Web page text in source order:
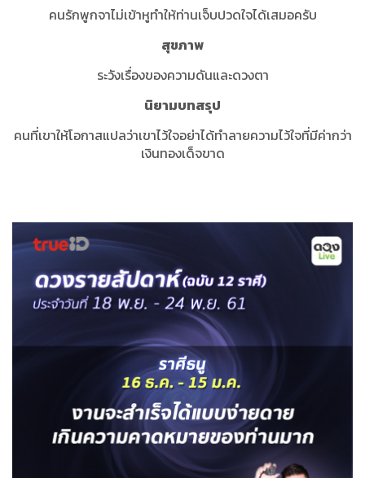
คนรักพูกจาไม่เข้าหูทำให้ท่านเจ็บปวดใจได้เสมอครับ
สุขภาพ
ระวังเรื่องของความดันและดวงตา
นิยามบทสรุป
คนที่เขาให้โอกาสแปลว่าเขาไว้ใจอย่าได้ทำลายความไว้ใจที่มีค่ากว่า
เงินทองเด็จขาด